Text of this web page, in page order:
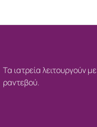
Τα ιατρεία λειτουργούν με
ραντεβού.